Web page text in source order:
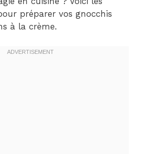
préparer vos gnocchis
à la crème.